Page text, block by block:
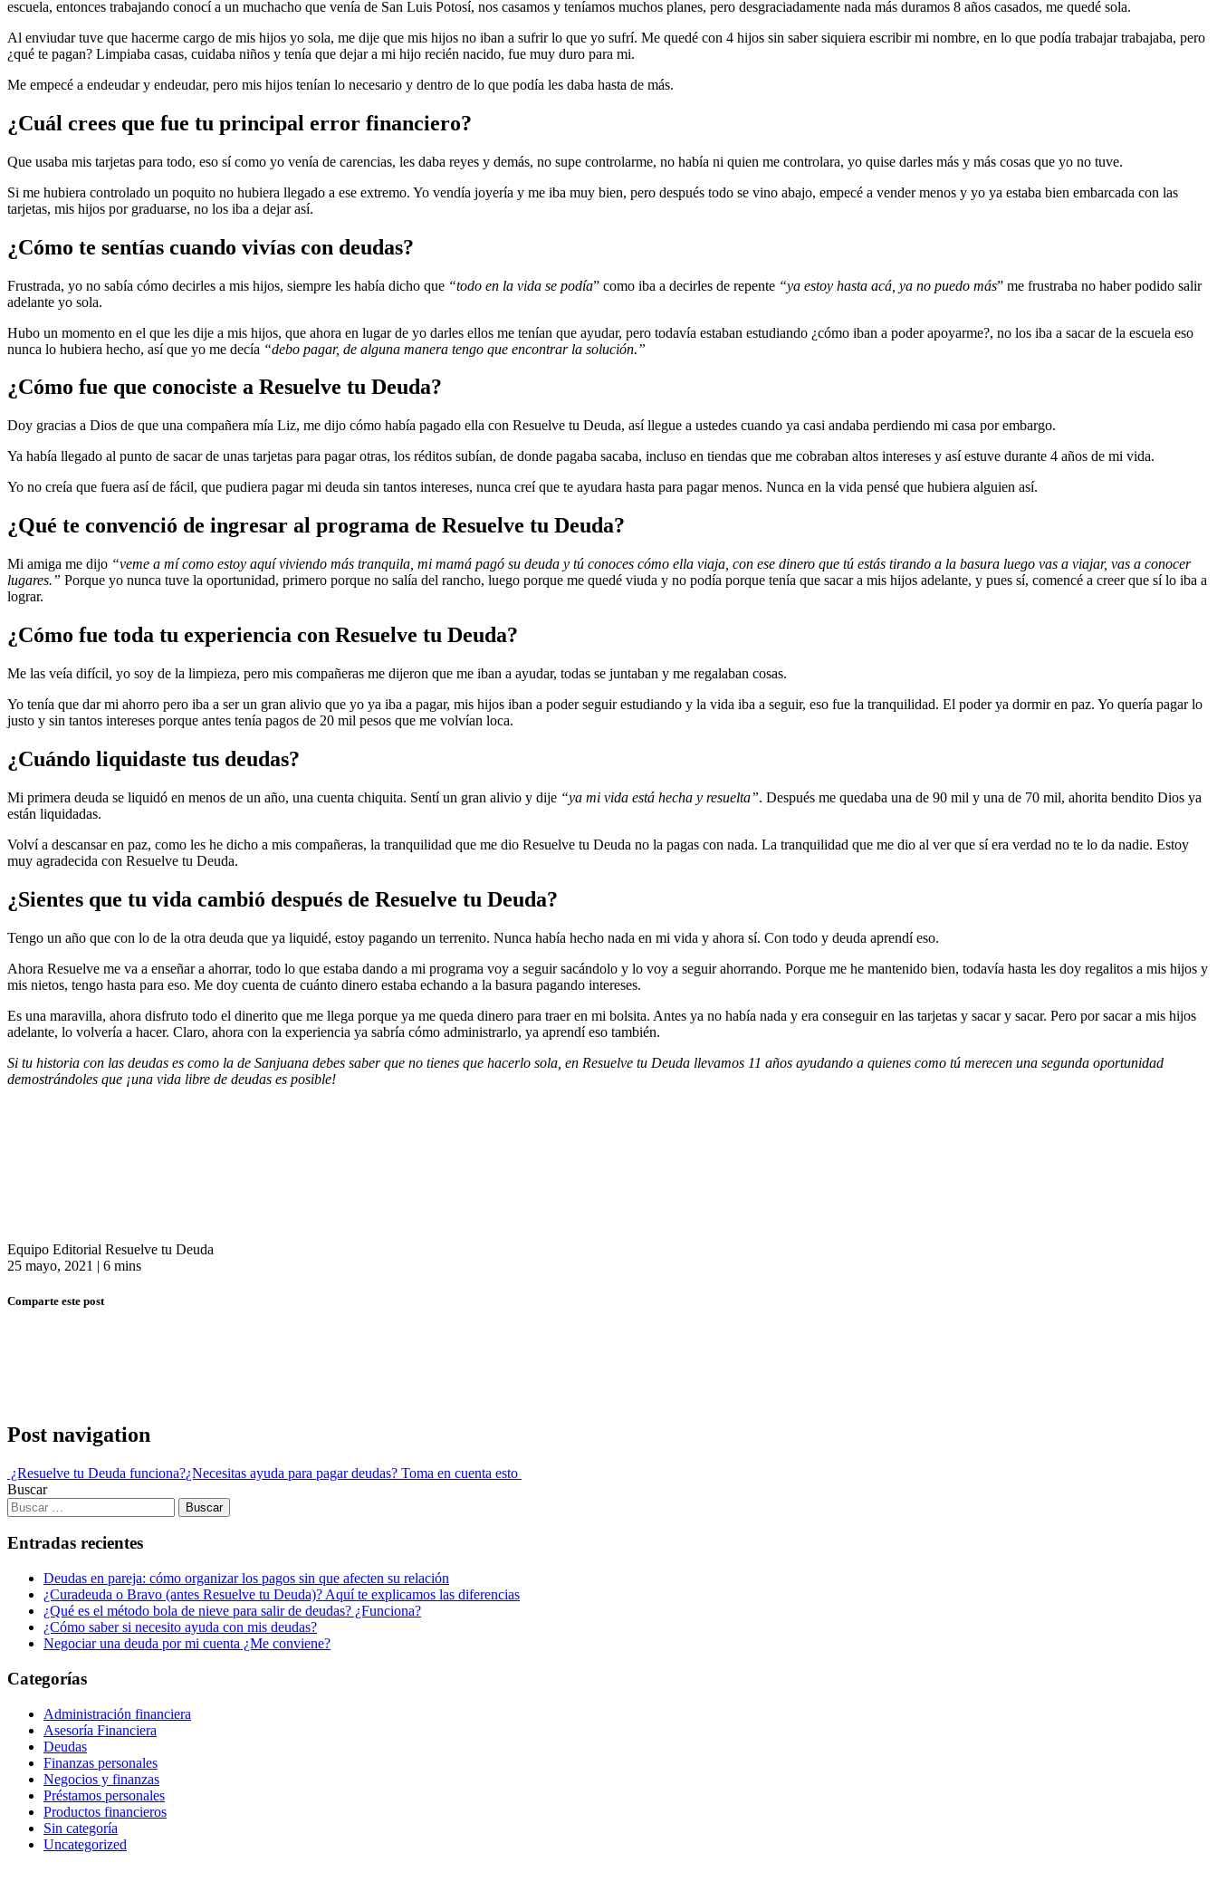
escuela, entonces trabajando conocí a un muchacho que venía de San Luis Potosí, nos casamos y teníamos muchos planes, pero desgraciadamente nada más duramos 8 años casados, me quedé sola.
Al enviudar tuve que hacerme cargo de mis hijos yo sola, me dije que mis hijos no iban a sufrir lo que yo sufrí. Me quedé con 4 hijos sin saber siquiera escribir mi nombre, en lo que podía trabajar trabajaba, pero
¿qué te pagan? Limpiaba casas, cuidaba niños y tenía que dejar a mi hijo recién nacido, fue muy duro para mi.
Me empecé a endeudar y endeudar, pero mis hijos tenían lo necesario y dentro de lo que podía les daba hasta de más.
¿Cuál crees que fue tu principal error financiero?
Que usaba mis tarjetas para todo, eso sí como yo venía de carencias, les daba reyes y demás, no supe controlarme, no había ni quien me controlara, yo quise darles más y más cosas que yo no tuve.
Si me hubiera controlado un poquito no hubiera llegado a ese extremo. Yo vendía joyería y me iba muy bien, pero después todo se vino abajo, empecé a vender menos y yo ya estaba bien embarcada con las
tarjetas, mis hijos por graduarse, no los iba a dejar así.
¿Cómo te sentías cuando vivías con deudas?
Frustrada, yo no sabía cómo decirles a mis hijos, siempre les había dicho que “todo en la vida se podía” como iba a decirles de repente “ya estoy hasta acá, ya no puedo más” me frustraba no haber podido salir
adelante yo sola.
Hubo un momento en el que les dije a mis hijos, que ahora en lugar de yo darles ellos me tenían que ayudar, pero todavía estaban estudiando ¿cómo iban a poder apoyarme?, no los iba a sacar de la escuela eso
nunca lo hubiera hecho, así que yo me decía “debo pagar, de alguna manera tengo que encontrar la solución.”
¿Cómo fue que conociste a Resuelve tu Deuda?
Doy gracias a Dios de que una compañera mía Liz, me dijo cómo había pagado ella con Resuelve tu Deuda, así llegue a ustedes cuando ya casi andaba perdiendo mi casa por embargo.
Ya había llegado al punto de sacar de unas tarjetas para pagar otras, los réditos subían, de donde pagaba sacaba, incluso en tiendas que me cobraban altos intereses y así estuve durante 4 años de mi vida.
Yo no creía que fuera así de fácil, que pudiera pagar mi deuda sin tantos intereses, nunca creí que te ayudara hasta para pagar menos. Nunca en la vida pensé que hubiera alguien así.
¿Qué te convenció de ingresar al programa de Resuelve tu Deuda?
Mi amiga me dijo “veme a mí como estoy aquí viviendo más tranquila, mi mamá pagó su deuda y tú conoces cómo ella viaja, con ese dinero que tú estás tirando a la basura luego vas a viajar, vas a conocer
lugares.” Porque yo nunca tuve la oportunidad, primero porque no salía del rancho, luego porque me quedé viuda y no podía porque tenía que sacar a mis hijos adelante, y pues sí, comencé a creer que sí lo iba a
lograr.
¿Cómo fue toda tu experiencia con Resuelve tu Deuda?
Me las veía difícil, yo soy de la limpieza, pero mis compañeras me dijeron que me iban a ayudar, todas se juntaban y me regalaban cosas.
Yo tenía que dar mi ahorro pero iba a ser un gran alivio que yo ya iba a pagar, mis hijos iban a poder seguir estudiando y la vida iba a seguir, eso fue la tranquilidad. El poder ya dormir en paz. Yo quería pagar lo
justo y sin tantos intereses porque antes tenía pagos de 20 mil pesos que me volvían loca.
¿Cuándo liquidaste tus deudas?
Mi primera deuda se liquidó en menos de un año, una cuenta chiquita. Sentí un gran alivio y dije “ya mi vida está hecha y resuelta”. Después me quedaba una de 90 mil y una de 70 mil, ahorita bendito Dios ya
están liquidadas.
Volví a descansar en paz, como les he dicho a mis compañeras, la tranquilidad que me dio Resuelve tu Deuda no la pagas con nada. La tranquilidad que me dio al ver que sí era verdad no te lo da nadie. Estoy
muy agradecida con Resuelve tu Deuda.
¿Sientes que tu vida cambió después de Resuelve tu Deuda?
Tengo un año que con lo de la otra deuda que ya liquidé, estoy pagando un terrenito. Nunca había hecho nada en mi vida y ahora sí. Con todo y deuda aprendí eso.
Ahora Resuelve me va a enseñar a ahorrar, todo lo que estaba dando a mi programa voy a seguir sacándolo y lo voy a seguir ahorrando. Porque me he mantenido bien, todavía hasta les doy regalitos a mis hijos y
mis nietos, tengo hasta para eso. Me doy cuenta de cuánto dinero estaba echando a la basura pagando intereses.
Es una maravilla, ahora disfruto todo el dinerito que me llega porque ya me queda dinero para traer en mi bolsita. Antes ya no había nada y era conseguir en las tarjetas y sacar y sacar. Pero por sacar a mis hijos
adelante, lo volvería a hacer. Claro, ahora con la experiencia ya sabría cómo administrarlo, ya aprendí eso también.
Si tu historia con las deudas es como la de Sanjuana debes saber que no tienes que hacerlo sola, en Resuelve tu Deuda llevamos 11 años ayudando a quienes como tú merecen una segunda oportunidad
demostrándoles que ¡una vida libre de deudas es posible!
Equipo Editorial Resuelve tu Deuda
25 mayo, 2021 | 6 mins
Comparte este post
Post navigation
¿Resuelve tu Deuda funciona?¿Necesitas ayuda para pagar deudas? Toma en cuenta esto
Buscar
Entradas recientes
Deudas en pareja: cómo organizar los pagos sin que afecten su relación
¿Curadeuda o Bravo (antes Resuelve tu Deuda)? Aquí te explicamos las diferencias
¿Qué es el método bola de nieve para salir de deudas? ¿Funciona?
¿Cómo saber si necesito ayuda con mis deudas?
Negociar una deuda por mi cuenta ¿Me conviene?
Categorías
Administración financiera
Asesoría Financiera
Deudas
Finanzas personales
Negocios y finanzas
Préstamos personales
Productos financieros
Sin categoría
Uncategorized